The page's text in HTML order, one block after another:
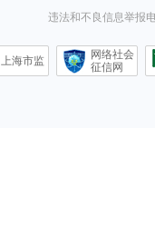
违法和不良信息举报
上海市监
网络社会
征信网